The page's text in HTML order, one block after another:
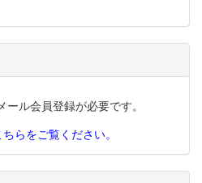
ル会員登録が必要です。
らをご覧ください。